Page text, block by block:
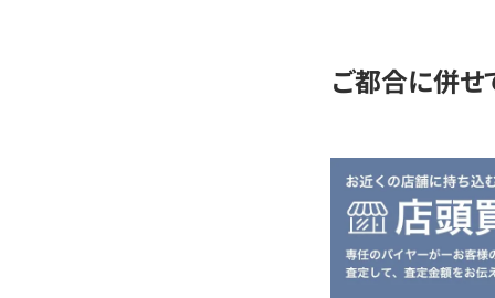
ご都合に併せ